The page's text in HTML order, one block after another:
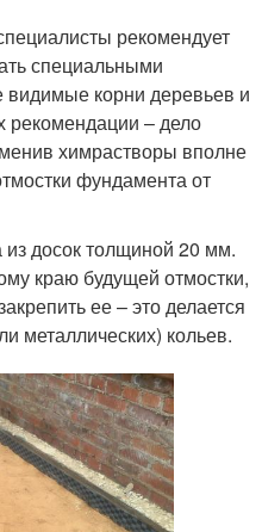
рекомендует
специальными
видимые корни деревьев и
рекомендации – дело
химрастворы вполне
фундамента от
из досок толщиной 20 мм.
краю будущей отмостки,
ее – это делается
металлических) кольев.